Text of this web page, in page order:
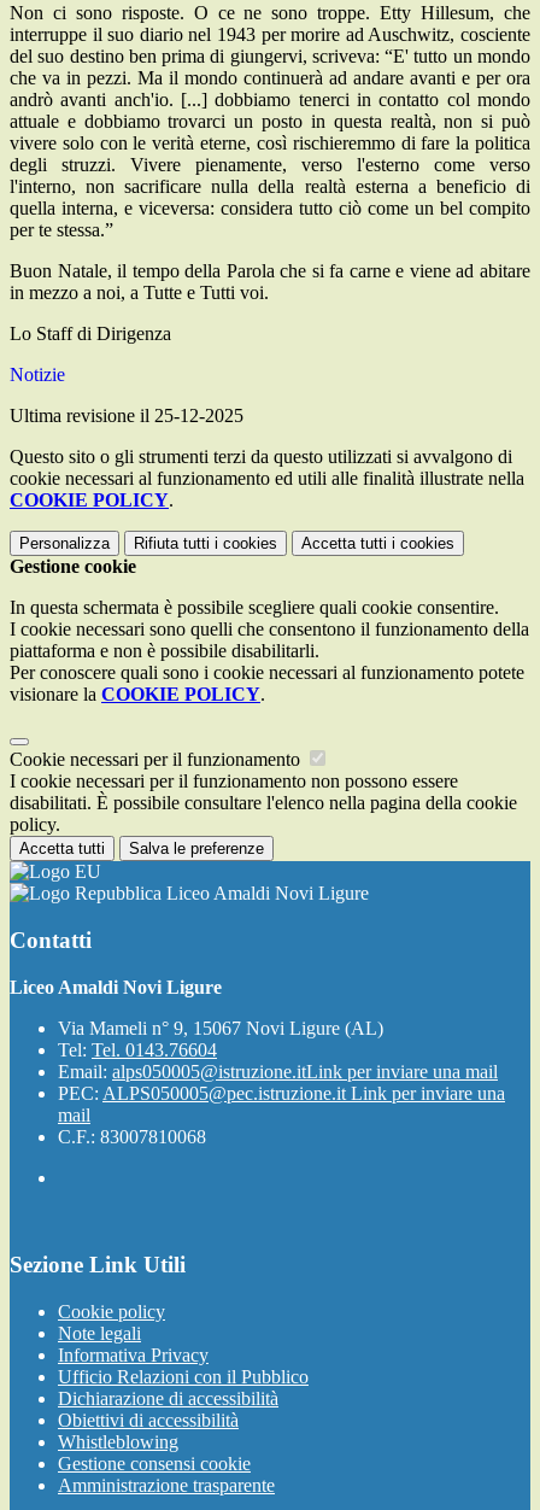
Non ci sono risposte. O ce ne sono troppe. Etty Hillesum, che
interruppe il suo diario nel 1943 per morire ad Auschwitz, cosciente
del suo destino ben prima di giungervi, scriveva: “E' tutto un mondo
che va in pezzi. Ma il mondo continuerà ad andare avanti e per ora
andrò avanti anch'io. [...] dobbiamo tenerci in contatto col mondo
attuale e dobbiamo trovarci un posto in questa realtà, non si può
vivere solo con le verità eterne, così rischieremmo di fare la politica
degli struzzi. Vivere pienamente, verso l'esterno come verso
l'interno, non sacrificare nulla della realtà esterna a beneficio di
quella interna, e viceversa: considera tutto ciò come un bel compito
per te stessa.”
Buon Natale, il tempo della Parola che si fa carne e viene ad abitare
in mezzo a noi, a Tutte e Tutti voi.
Lo Staff di Dirigenza
Notizie
Ultima revisione il 25-12-2025
Questo sito o gli strumenti terzi da questo utilizzati si avvalgono di
cookie necessari al funzionamento ed utili alle finalità illustrate nella
COOKIE POLICY.
Personalizza Rifiuta tutti i cookies Accetta tutti i cookies
Gestione cookie
In questa schermata è possibile scegliere quali cookie consentire.
I cookie necessari sono quelli che consentono il funzionamento della
piattaforma e non è possibile disabilitarli.
Per conoscere quali sono i cookie necessari al funzionamento potete
visionare la COOKIE POLICY.
Cookie necessari per il funzionamento
I cookie necessari per il funzionamento non possono essere
disabilitati. È possibile consultare l'elenco nella pagina della cookie
policy.
Accetta tutti Salva le preferenze
Liceo Amaldi Novi Ligure
Contatti
Liceo Amaldi Novi Ligure
Via Mameli n° 9, 15067 Novi Ligure (AL)
Tel: Tel. 0143.76604
Email: alps050005@istruzione.itLink per inviare una mail
PEC: ALPS050005@pec.istruzione.it Link per inviare una
mail
C.F.: 83007810068
Sezione Link Utili
Cookie policy
Note legali
Informativa Privacy
Ufficio Relazioni con il Pubblico
Dichiarazione di accessibilità
Obiettivi di accessibilità
Whistleblowing
Gestione consensi cookie
Amministrazione trasparente